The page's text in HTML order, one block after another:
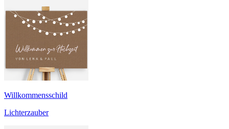
Willkommensschild
Lichterzauber